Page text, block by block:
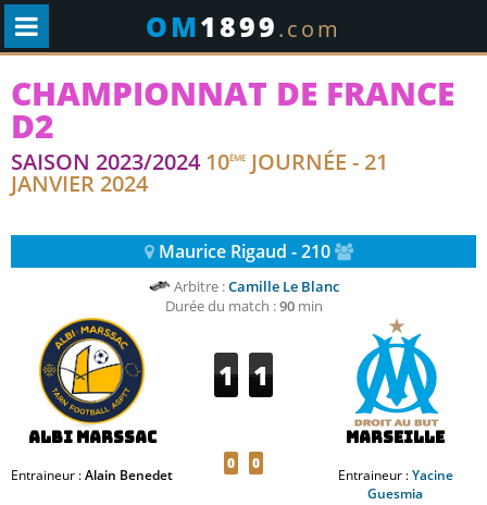
OM1899.com
CHAMPIONNAT DE FRANCE
D2
SAISON 2023/2024 10ÈME JOURNÉE - 21
JANVIER 2024
Maurice Rigaud - 210
Arbitre :Camille Le Blanc
Durée du match :90min
Albi Marssac
Entraineur :Alain Benedet
1 1
0 0
Marseille
Entraineur :Yacine
Guesmia